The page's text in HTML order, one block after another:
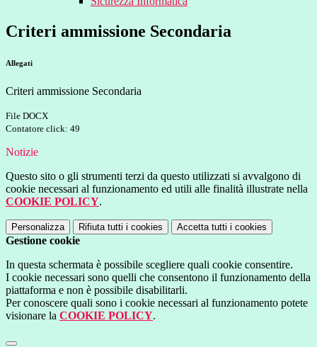
Criteri ammissione Secondaria
Allegati
Criteri ammissione Secondaria
File DOCX
Contatore click: 49
Notizie
Questo sito o gli strumenti terzi da questo utilizzati si avvalgono di
cookie necessari al funzionamento ed utili alle finalità illustrate nella
COOKIE POLICY.
Personalizza Rifiuta tutti i cookies Accetta tutti i cookies
Gestione cookie
In questa schermata è possibile scegliere quali cookie consentire.
I cookie necessari sono quelli che consentono il funzionamento della
piattaforma e non è possibile disabilitarli.
Per conoscere quali sono i cookie necessari al funzionamento potete
visionare la COOKIE POLICY.